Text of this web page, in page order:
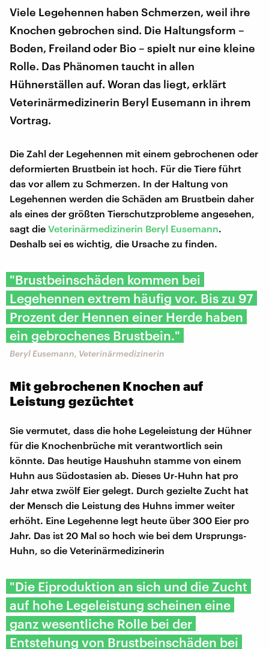
Viele Legehennen haben Schmerzen, weil ihre
Knochen gebrochen sind. Die Haltungsform –
Boden, Freiland oder Bio – spielt nur eine kleine
Rolle. Das Phänomen taucht in allen
Hühnerställen auf. Woran das liegt, erklärt
Veterinärmedizinerin Beryl Eusemann in ihrem
Vortrag.
Die Zahl der Legehennen mit einem gebrochenen oder
deformierten Brustbein ist hoch. Für die Tiere führt
das vor allem zu Schmerzen. In der Haltung von
Legehennen werden die Schäden am Brustbein daher
als eines der größten Tierschutzprobleme angesehen,
sagt die Veterinärmedizinerin Beryl Eusemann.
Deshalb sei es wichtig, die Ursache zu finden.
"Brustbeinschäden kommen bei
Legehennen extrem häufig vor. Bis zu 97
Prozent der Hennen einer Herde haben
ein gebrochenes Brustbein."
Beryl Eusemann, Veterinärmedizinerin
Mit gebrochenen Knochen auf
Leistung gezüchtet
Sie vermutet, dass die hohe Legeleistung der Hühner
für die Knochenbrüche mit verantwortlich sein
könnte. Das heutige Haushuhn stamme von einem
Huhn aus Südostasien ab. Dieses Ur-Huhn hat pro
Jahr etwa zwölf Eier gelegt. Durch gezielte Zucht hat
der Mensch die Leistung des Huhns immer weiter
erhöht. Eine Legehenne legt heute über 300 Eier pro
Jahr. Das ist 20 Mal so hoch wie bei dem Ursprungs-
Huhn, so die Veterinärmedizinerin
"Die Eiproduktion an sich und die Zucht
auf hohe Legeleistung scheinen eine
ganz wesentliche Rolle bei der
Entstehung von Brustbeinschäden bei